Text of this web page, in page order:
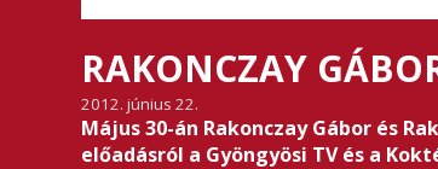
RAKONCZAY
2012. június 22.
Május 30-án Rakonczay Gábor és
előadásról a Gyöngyösi TV és a